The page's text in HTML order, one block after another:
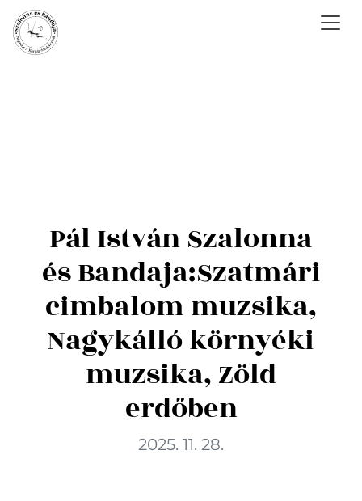
Pál István Szalonna
és Bandaja:Szatmári
cimbalom muzsika,
Nagykálló környéki
muzsika, Zöld
erdőben
2025. 11. 28.